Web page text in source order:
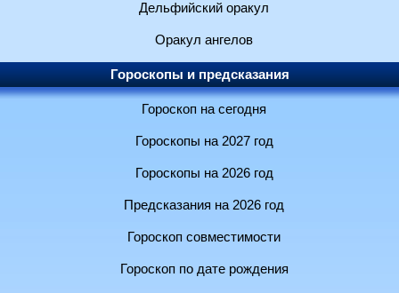
Дельфийский оракул
Оракул ангелов
Гороскопы и предсказания
Гороскоп на сегодня
Гороскопы на 2027 год
Гороскопы на 2026 год
Предсказания на 2026 год
Гороскоп совместимости
Гороскоп по дате рождения